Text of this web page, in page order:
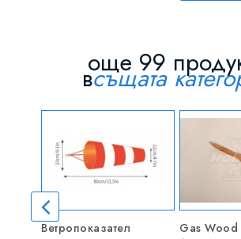
още 99
всъщата
Ветропоказател
Gas